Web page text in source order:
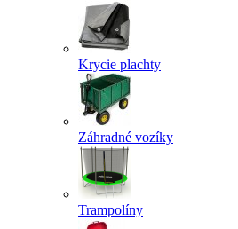
Krycie plachty
Záhradné vozíky
Trampolíny